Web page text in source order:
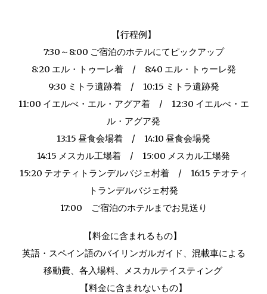
【行程例】
7:30～8:00 ご宿泊のホテルにてピックアップ
8:20 エル・トゥーレ着 / 8:40 エル・トゥーレ発
9:30 ミトラ遺跡着 / 10:15 ミトラ遺跡発
11:00 イエルべ・エル・アグア着 / 12:30 イエルべ・エ
ル・アグア発
13:15 昼食会場着 / 14:10 昼食会場発
14:15 メスカル工場着 / 15:00 メスカル工場発
15:20 テオティトランデルバジェ村着 / 16:15 テオティ
トランデルバジェ村発
17:00 ご宿泊のホテルまでお見送り
【料金に含まれるもの】
英語・スペイン語のバイリンガルガイド、混載車による
移動費、各入場料、メスカルテイスティング
【料金に含まれないもの】